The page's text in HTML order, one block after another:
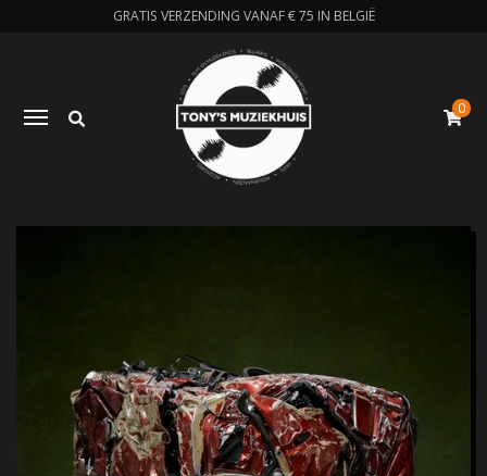
GRATIS VERZENDING VANAF € 75 IN BELGIË
Toggle navigation 0